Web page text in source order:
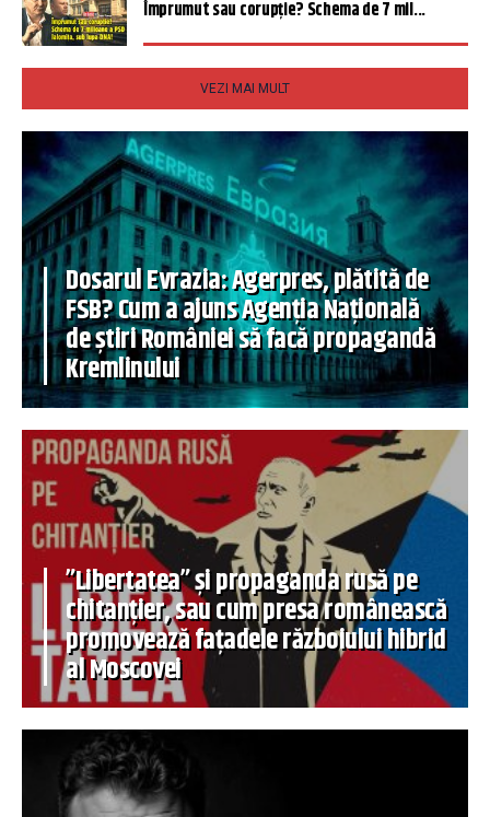
Împrumut sau corupție? Schema de 7 mil...
VEZI MAI MULT
Dosarul Evrazia: Agerpres, plătită de
FSB? Cum a ajuns Agenția Națională
de știri României să facă propagandă
Kremlinului
”Libertatea” și propaganda rusă pe
chitanțier, sau cum presa românească
promovează fațadele războiului hibrid
al Moscovei